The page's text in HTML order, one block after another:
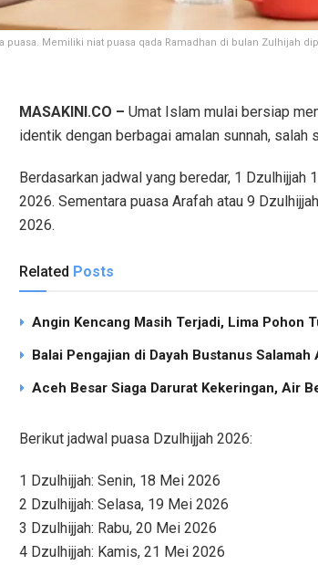
puasa. Memiliki niat puasa qada Ramadhan di bulan Zulhijah
MASAKINI.CO – Umat Islam mulai bersiap
identik dengan berbagai amalan sunnah, salah
Berdasarkan jadwal yang beredar, 1
2026. Sementara puasa Arafah atau 9
2026.
Related Posts
Angin Kencang Masih Terjadi, Lima Pohon
Balai Pengajian di Dayah Bustanus
Aceh Besar Siaga Darurat Kekeringan, Air
Berikut jadwal puasa Dzulhijjah 2026:
1 Dzulhijjah: Senin, 18 Mei 2026
2 Dzulhijjah: Selasa, 19 Mei 2026
3 Dzulhijjah: Rabu, 20 Mei 2026
4 Dzulhijjah: Kamis, 21 Mei 2026